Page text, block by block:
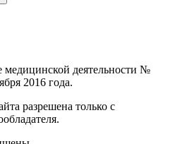
медицинской деятельности №
2016 года.
разрешена только с